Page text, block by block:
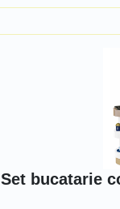
Set bucatarie